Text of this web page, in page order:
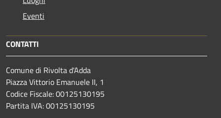
Eventi
CONTATTI
Comune di Rivolta d'Adda
Piazza Vittorio Emanuele II, 1
Codice Fiscale: 00125130195
Partita IVA: 00125130195